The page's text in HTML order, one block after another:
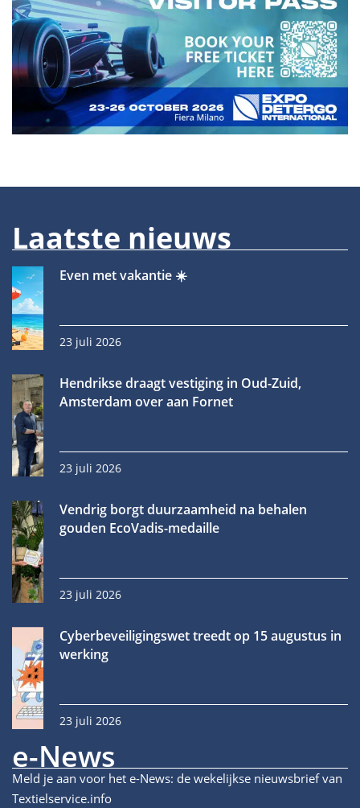
Laatste nieuws
Even met vakantie ☀️
23 juli 2026
Hendrikse draagt vestiging in Oud-Zuid,
Amsterdam over aan Fornet
23 juli 2026
Vendrig borgt duurzaamheid na behalen
gouden EcoVadis-medaille
23 juli 2026
Cyberbeveiligingswet treedt op 15 augustus in
werking
23 juli 2026
e-News
Meld je aan voor het e-News: de wekelijkse nieuwsbrief van
Textielservice.info